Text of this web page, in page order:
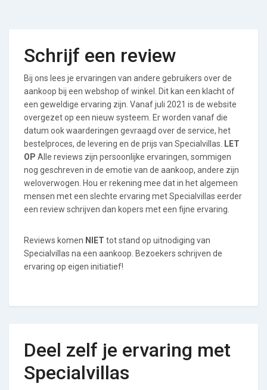
Schrijf een review
Bij ons lees je ervaringen van andere gebruikers over de
aankoop bij een webshop of winkel. Dit kan een klacht of
een geweldige ervaring zijn. Vanaf juli 2021 is de website
overgezet op een nieuw systeem. Er worden vanaf die
datum ook waarderingen gevraagd over de service, het
bestelproces, de levering en de prijs van Specialvillas.
LET
OP Alle reviews zijn persoonlijke ervaringen, sommigen
nog geschreven in de emotie van de aankoop, andere zijn
weloverwogen. Hou er rekening mee dat in het algemeen
mensen met een slechte ervaring met Specialvillas eerder
een review schrijven dan kopers met een fijne ervaring.
Reviews komen NIET tot stand op uitnodiging van
Specialvillas na een aankoop. Bezoekers schrijven de
ervaring op eigen initiatief!
Deel zelf je ervaring met
Specialvillas